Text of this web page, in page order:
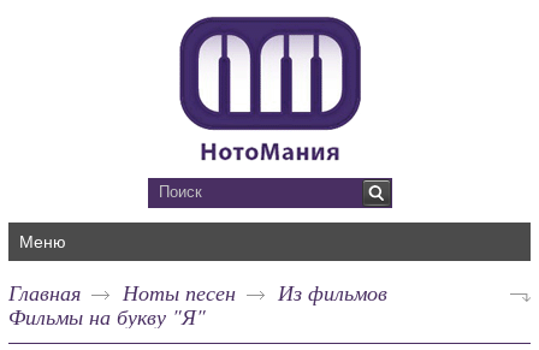
Меню
Главная Ноты песен
Из фильмов
Фильмы на букву "Я"